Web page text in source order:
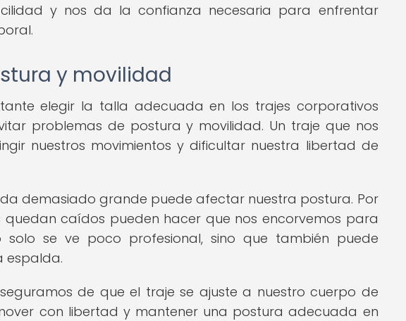
y nos da la confianza necesaria para enfrentar
y movilidad
elegir la talla adecuada en los trajes corporativos
problemas de postura y movilidad. Un traje que nos
nuestros movimientos y dificultar nuestra libertad de
demasiado grande puede afectar nuestra postura. Por
quedan caídos pueden hacer que nos encorvemos para
se ve poco profesional, sino que también puede
espalda.
de que el traje se ajuste a nuestro cuerpo de
con libertad y mantener una postura adecuada en